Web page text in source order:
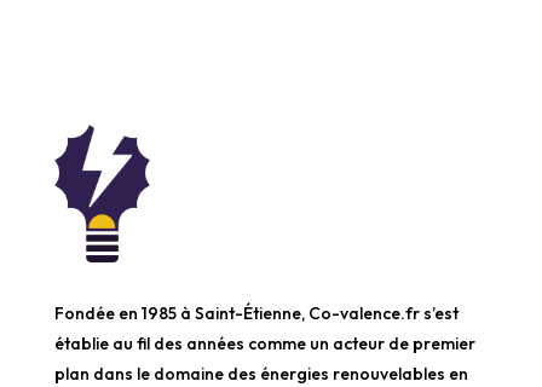
Fondée en 1985 à Saint-Étienne, Co-valence.fr s’est
établie au fil des années comme un acteur de premier
plan dans le domaine des énergies renouvelables en